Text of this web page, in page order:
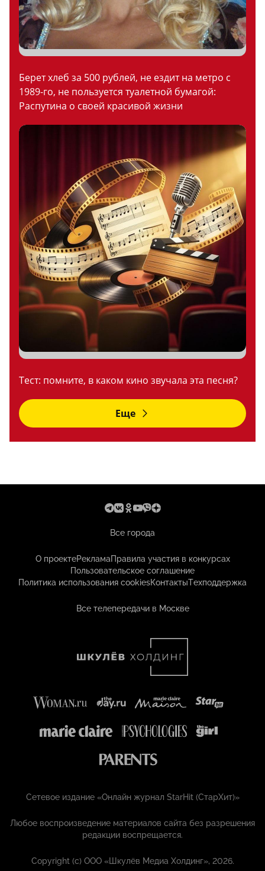
Берет хлеб за 500 рублей, не ездит на метро с
1989-го, не пользуется туалетной бумагой:
Распутина о своей красивой жизни
Тест: помните, в каком кино звучала эта песня?
Еще
Все города
О проектеРекламаПравила участия в конкурсах
Пользовательское соглашение
Политика использования cookiesКонтактыТехподдержка
Все телепередачи в Москве
Сетевое издание «Онлайн журнал StarHit (СтарХит)»
Любое воспроизведение материалов сайта без разрешения
редакции воспрещается.
Copyright (с) ООО «Шкулёв Медиа Холдинг», 2026.